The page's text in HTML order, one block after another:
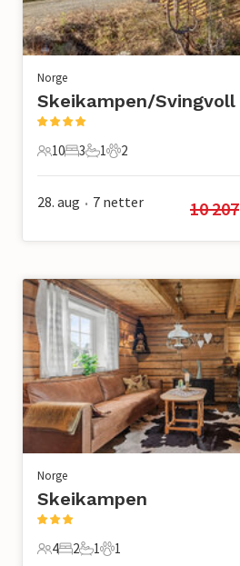
Norge
Skeikampen/Svingvoll
10 Gjester
10
3 Soverom
3
1 Bad
1
2 Kjæledyr
2
28. aug • 7 netter 10 207
Norge
Skeikampen
4 Gjester
4
2 Soverom
2
1 Bad
1
1 Kjæledyr
1